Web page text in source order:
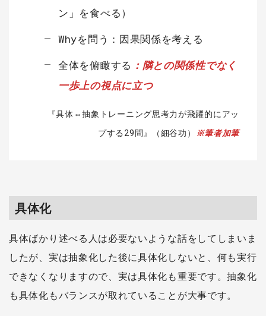
ン」を食べる）
Whyを問う：因果関係を考える
全体を俯瞰する ：隣との関係性でなく
一歩上の視点に立つ
『具体⇔抽象トレーニング思考力が飛躍的にアッ
プする29問』（細谷功）
※筆者加筆
具体化
具体ばかり述べる人は必要ないような話をしてしまいま
したが、実は抽象化した後に具体化しないと、何も実行
できなくなりますので、実は具体化も重要です。抽象化
も具体化もバランスが取れていることが大事です。